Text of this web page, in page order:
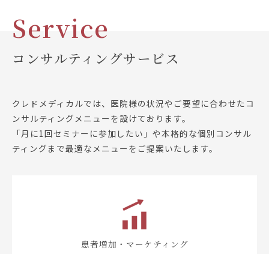
Service
コンサルティングサービス
クレドメディカルでは、医院様の状況やご要望に合わせたコ
ンサルティングメニューを設けております。
「月に1回セミナーに参加したい」や本格的な個別コンサル
ティングまで最適なメニューをご提案いたします。
患者増加・マーケティング